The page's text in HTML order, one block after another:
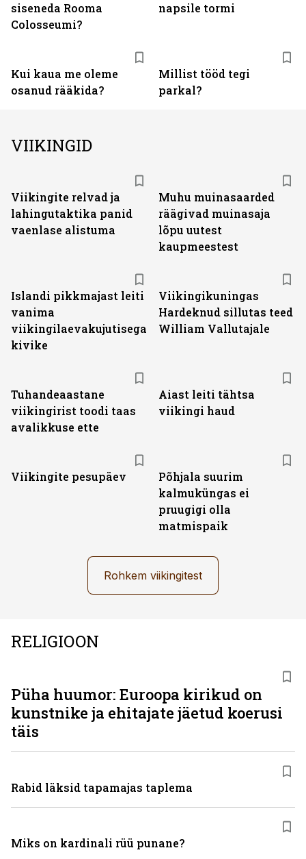
siseneda Rooma
Colosseumi?
napsile tormi
Kui kaua me oleme
osanud rääkida?
Millist tööd tegi
parkal?
VIIKINGID
Viikingite relvad ja
lahingutaktika panid
vaenlase alistuma
Muhu muinasaarded
räägivad muinasaja
lõpu uutest
kaupmeestest
Islandi pikkmajast leiti
vanima
viikingilaevakujutisega
kivike
Viikingikuningas
Hardeknud sillutas teed
William Vallutajale
Tuhandeaastane
viikingirist toodi taas
avalikkuse ette
Aiast leiti tähtsa
viikingi haud
Viikingite pesupäev
Põhjala suurim
kalmuküngas ei
pruugigi olla
matmispaik
Rohkem viikingitest
RELIGIOON
Püha huumor: Euroopa kirikud on
kunstnike ja ehitajate jäetud koerusi
täis
Rabid läksid tapamajas taplema
Miks on kardinali rüü punane?